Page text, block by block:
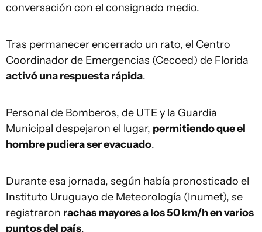
conversación con el consignado medio.
Tras permanecer encerrado un rato, el Centro
Coordinador de Emergencias (Cecoed) de Florida
activó una respuesta rápida.
Personal de Bomberos, de UTE y la Guardia
Municipal despejaron el lugar, permitiendo que el
hombre pudiera ser evacuado.
Durante esa jornada, según había pronosticado el
Instituto Uruguayo de Meteorología (Inumet), se
registraron rachas mayores a los 50 km/h en varios
puntos del país.